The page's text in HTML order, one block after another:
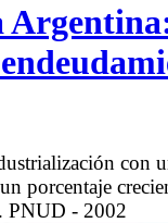
con
porcentaje
PNUD - 2002